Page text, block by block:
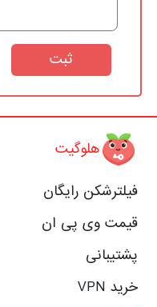
ثبت
هلوگیت
فیلترشکن رایگان
قیمت وی پی ان
پشتیبانی
خرید VPN